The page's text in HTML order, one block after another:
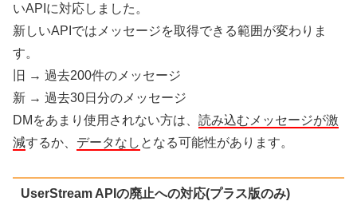
いAPIに対応しました。
新しいAPIではメッセージを取得できる範囲が変わりま
す。
旧 → 過去200件のメッセージ
新 → 過去30日分のメッセージ
DMをあまり使用されない方は、 読み込むメッセージが激
減するか、 データなし となる可能性があります。
UserStream APIの廃止への対応(プラス版のみ)